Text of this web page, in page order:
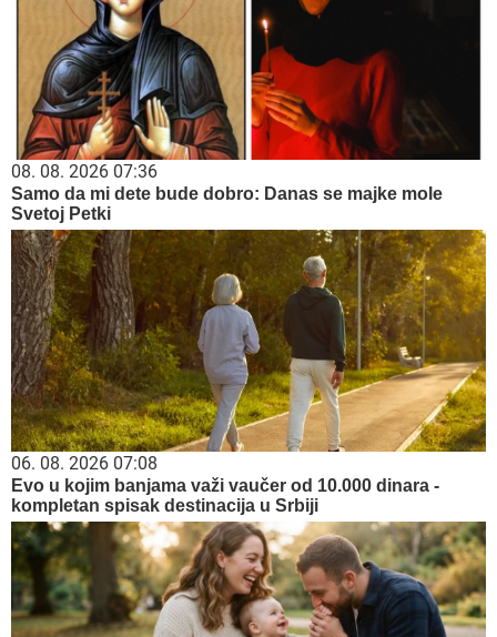
08. 08. 2026 07:36
Samo da mi dete bude dobro: Danas se majke mole
Svetoj Petki
06. 08. 2026 07:08
Evo u kojim banjama važi vaučer od 10.000 dinara -
kompletan spisak destinacija u Srbiji